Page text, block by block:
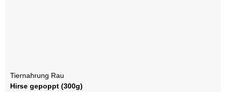
Tiernahrung Rau
Hirse gepoppt (300g)